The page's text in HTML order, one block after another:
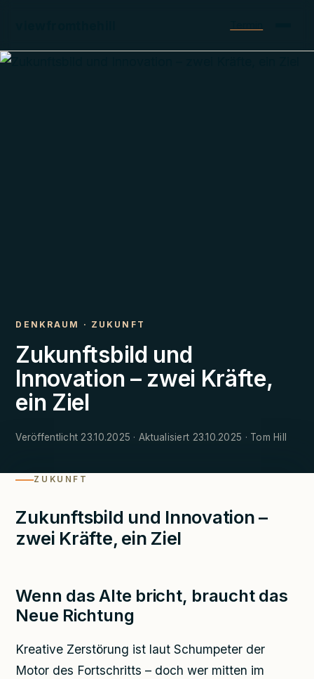
DENKRAUM · ZUKUNFT
Zukunftsbild und
Innovation – zwei Kräfte,
ein Ziel
Veröffentlicht 23.10.2025 · Aktualisiert 23.10.2025 · Tom Hill
ZUKUNFT
Zukunftsbild und Innovation –
zwei Kräfte, ein Ziel
Wenn das Alte bricht, braucht das
Neue Richtung
Kreative Zerstörung ist laut Schumpeter der
Motor des Fortschritts – doch wer mitten im